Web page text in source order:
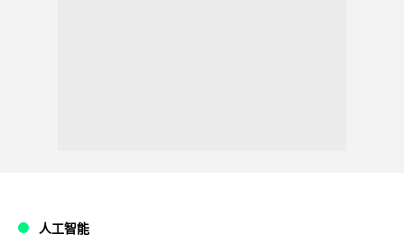
人工智能